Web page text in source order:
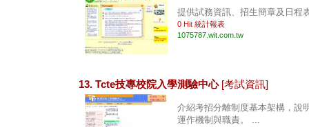
提供試務資訊、招生簡章及日程
0 Hit 統計報表
1075787.wit.com.tw
13. Tcte技專校院入學測驗中心 [考試資訊]
介紹考招分離制度基本架構，說
運作機制與職責。 ...